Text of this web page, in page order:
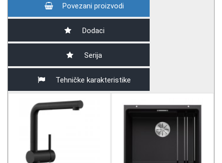
Povezani proizvodi
Dodaci
Serija
Tehničke karakteristike